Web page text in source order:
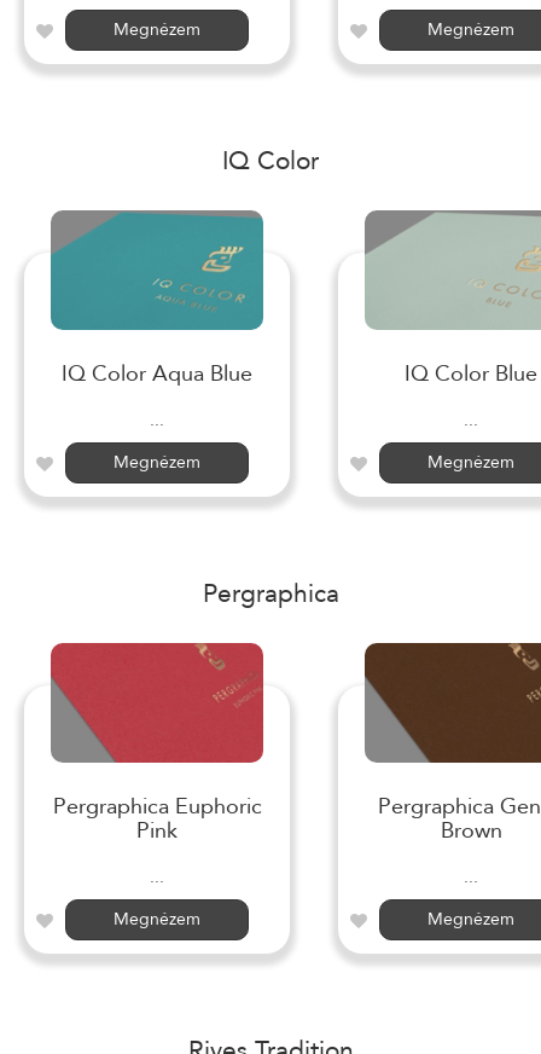
Megnézem
Megnézem
IQ Color
IQ Color Aqua Blue
...
Megnézem
IQ Color Blue
...
Megnézem
Pergraphica
Pergraphica Euphoric
Pink
...
Megnézem
Pergraphica
Brown
...
Megnézem